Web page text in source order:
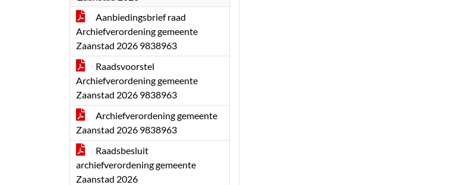
Aanbiedingsbrief raad
Archiefverordening gemeente
Zaanstad 2026 9838963
Raadsvoorstel
Archiefverordening gemeente
Zaanstad 2026 9838963
Archiefverordening gemeente
Zaanstad 2026 9838963
Raadsbesluit
archiefverordening gemeente
Zaanstad 2026